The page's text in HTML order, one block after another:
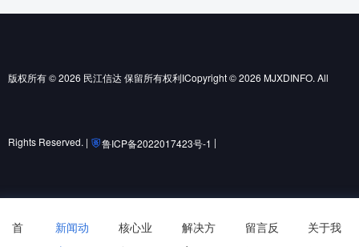
首
新闻动
核心业
解决方
留言反
关于我
版权所有 © 2026 民江信达 保留所有权利ICopyright © 2026 MJXDINFO. All
Rights Reserved. | 鲁ICP备2022017423号-1 |